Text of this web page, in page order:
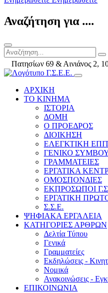
Αναζήτηση για ....
Πατησίων 69 & Αινιάνος 2,
ΑΡΧΙΚΗ
ΤΟ ΚΙΝΗΜΑ
ΙΣΤΟΡΙΑ
ΔΟΜΗ
Ο ΠΡΟΕΔΡΟΣ
ΔΙΟΙΚΗΣΗ
ΕΛΕΓΚΤΙΚΗ
ΓΕΝΙΚΟ
ΓΡΑΜΜΑΤΕΙΕΣ
ΕΡΓΑΤΙΚΑ
ΟΜΟΣΠΟΝΔΙΕΣ
ΕΚΠΡΟΣΩΠΟΙ
ΕΡΓΑΤΙΚΗ
Σ.Σ.Ε.
ΨΗΦΙΑΚΑ ΕΡΓΑΛΕΙΑ
ΚΑΤΗΓΟΡΙΕΣ ΑΡΘΡΩΝ
Δελτία Τύπου
Γενικά
Γραμματείες
Εκδηλώσεις -
Νομικά
Ανακοινώσεις -
ΕΠΙΚΟΙΝΩΝΙΑ